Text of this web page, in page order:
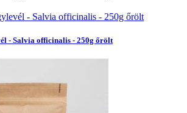
- Salvia officinalis - 250g őrölt